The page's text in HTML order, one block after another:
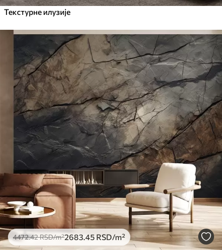
Текстурне илузије
4472.42RSD/m²2683 .45 RSD/m²